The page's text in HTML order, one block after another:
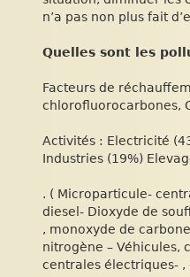
n’a pas non plus fait
Quelles sont les
Facteurs de
chlorofluorocarbones,
Activités : Electricité
Industries (19%)
. ( Microparticule-
diesel- Dioxyde de
, monoxyde de
nitrogène – Véhicules,
centrales électriques-